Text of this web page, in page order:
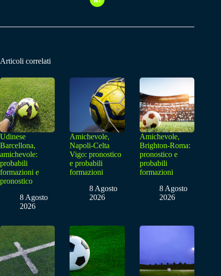
Articoli correlati
Udinese
Barcellona,
amichevole:
probabili
formazioni e
pronostico
8 Agosto
2026
Amichevole,
Napoli-Celta
Vigo: pronostico
e probabili
formazioni
8 Agosto
2026
Amichevole,
Brighton-Roma:
pronostico e
probabili
formazioni
8 Agosto
2026